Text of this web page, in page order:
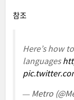
참조
Here’s how
languages
— Metro